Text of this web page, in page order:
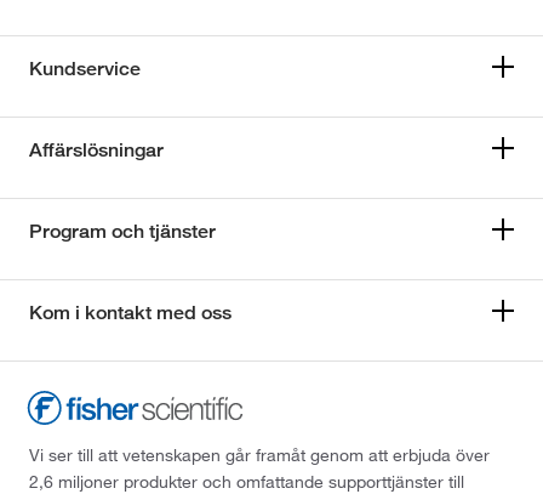
Kundservice
Affärslösningar
Program och tjänster
Kom i kontakt med oss
Vi ser till att vetenskapen går framåt genom att erbjuda över
2,6 miljoner produkter och omfattande supporttjänster till